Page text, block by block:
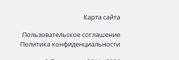
Карта сайта
Пользовательское соглашение
Политика конфиденциальности